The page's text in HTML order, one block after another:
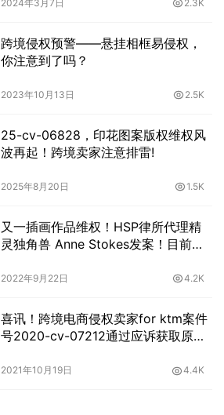
2024年3月7日 2.3K
跨境侵权预警——悬挂相框易侵权，
你注意到了吗？
2023年10月13日 2.5K
25-cv-06828，印花图案版权维权风
波再起！跨境卖家注意排雷!
2025年8月20日 1.5K
又一插画作品维权！HSP律所代理精
灵独角兽 Anne Stokes发案！目前已
2022年9月22日 4.2K
喜讯！跨境电商侵权卖家for ktm案件
号2020-cv-07212通过应诉获取原告
2021年10月19日 4.4K